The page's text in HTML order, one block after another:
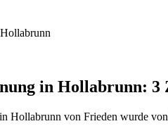
in Hollabrunn: 3
Hollabrunn von Frieden wurde